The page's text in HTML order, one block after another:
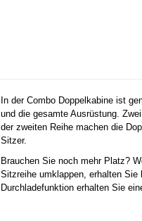
In der Combo Doppelkabine ist
und die gesamte Ausrüstung.
der zweiten Reihe machen die
Sitzer.
Brauchen Sie noch mehr Platz?
Sitzreihe umklappen, erhalten
Durchladefunktion erhalten Sie